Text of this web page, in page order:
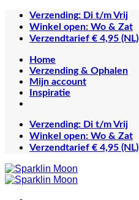
naar
inhoud
Verzending: Di t/m Vrij
Winkel open: Wo & Zat
Verzendtarief € 4,95 (NL)
Home
Verzending & Ophalen
Mijn account
Inspiratie
Verzending: Di t/m Vrij
Winkel open: Wo & Zat
Verzendtarief € 4,95 (NL)